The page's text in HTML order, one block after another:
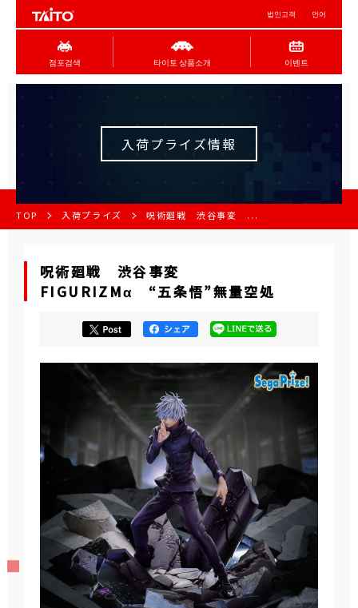
법인고객 언어
점포검색 타이토 상품소개 이벤트
入荷プライズ情報
TOP 入荷プライズ 呪術廻戦 渋谷事変 ...
呪術廻戦 渋谷事変
FIGURIZMα “五条悟”無量空処